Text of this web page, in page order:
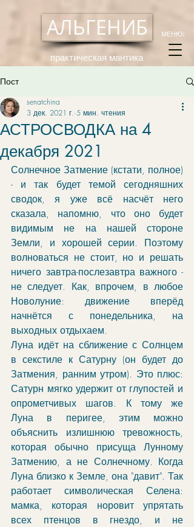
АЛЬГЕНИБ
практическая мантика
МЕНЮ:
Пост
АСТРОСВОДКА на 4
декабря 2021
senatchina
3 дек. 2021 г. 5 мин. чтения
Солнечное Затмение (кстати, полное)
- и так будет темой сегодняшних
сводок, я уже всё насчёт него
сказала, напомню, что оно будет
видимым не на нашей стороне
Земли, и хорошей серии. Поэтому
волноваться не стоит, но и решать
ничего завтра-послезавтра важного -
не следует. Как, впрочем, в любое
Новолуние: движение вперёд
начнётся с понедельника, на
выходных отдыхаем.
Луна идёт на сближение с Солнцем
в секстиле к Сатурну (он будет до
Затмения, ранним утром). Это плюс:
Сатурн мягко удержит от глупостей и
опрометчивых шагов. К тому же
Луна в перигее, этим можно
объяснить излишнюю тревожность,
которая обычно присуща Лунному
Затмению, а не Солнечному. Когда
Луна близко к Земле, она "давит". Так
работает символическая Селена:
мамка, которая норовит упрятать
всех птенцов в гнездо, и не